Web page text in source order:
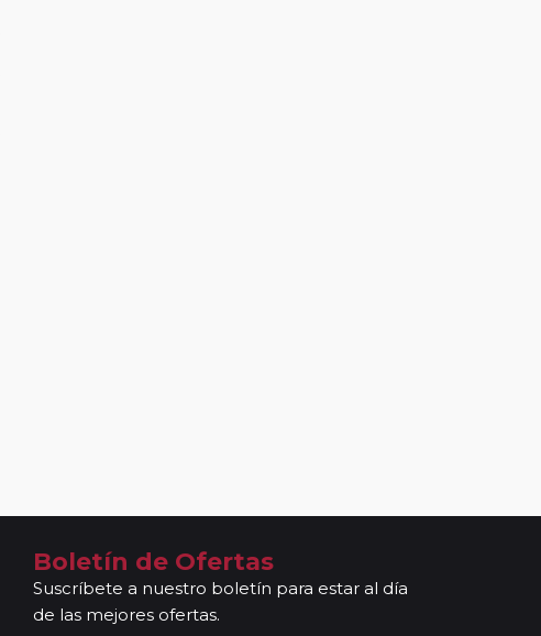
Boletín de Ofertas
Suscríbete a nuestro boletín para estar al día
de las mejores ofertas.